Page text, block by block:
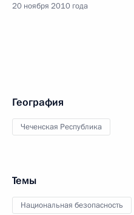
20 ноября 2010 года
География
Чеченская Республика
Темы
Национальная безопасность